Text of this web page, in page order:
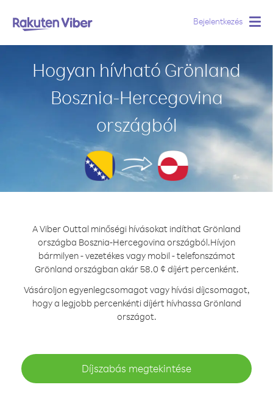
Bejelentkezés
Hogyan hívható Grönland
Bosznia-Hercegovina
országból
A Viber Outtal minőségi hívásokat indíthat Grönland
országba Bosznia-Hercegovina országból.Hívjon
bármilyen - vezetékes vagy mobil - telefonszámot
Grönland országban akár 58.0 ¢ díjért percenként.
Vásároljon egyenlegcsomagot vagy hívási díjcsomagot,
hogy a legjobb percenkénti díjért hívhassa Grönland
országot.
Díjszabás megtekintése